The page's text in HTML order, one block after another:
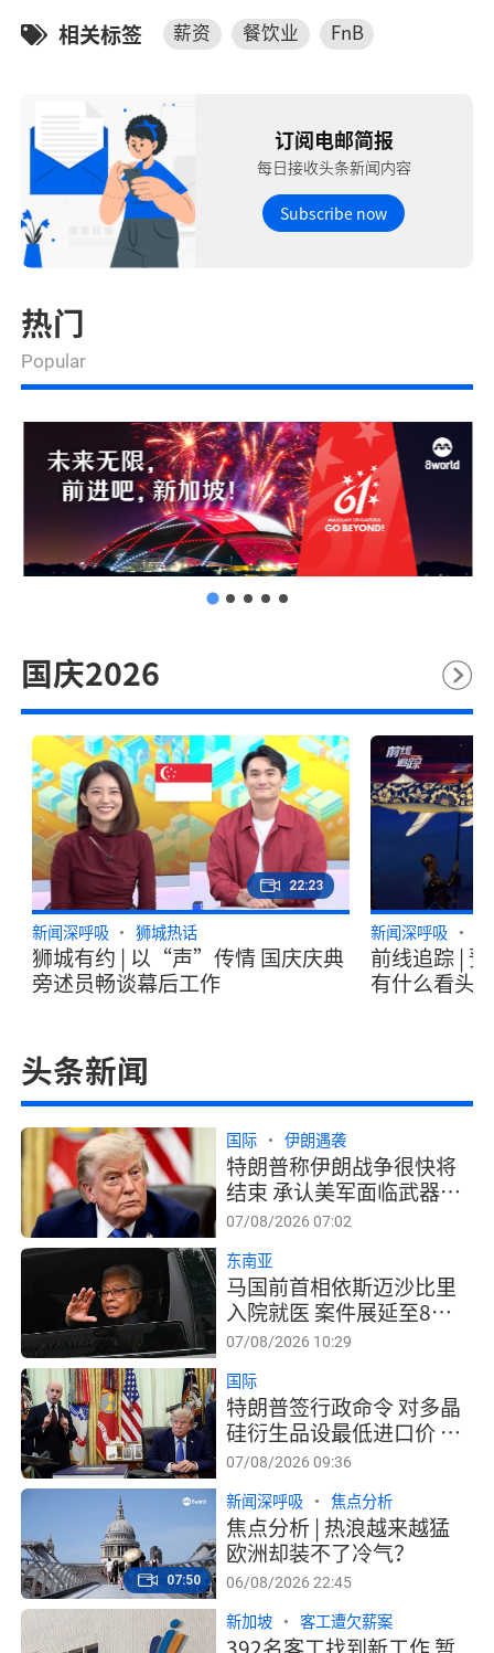
相关标签 薪资 餐饮业 FnB
订阅电邮简报
每日接收头条新闻内容
Subscribe now
热门
Popular
国庆2026
狮城有约 | 以“声”传情 国庆庆典
旁述员畅谈幕后工作
新闻深呼吸 狮城热话
22:23
前线追踪 |
有什么看头
新闻深呼吸
头条新闻
特朗普称伊朗战争很快将
结束 承认美军面临武器供
应问题
国际 伊朗遇袭
07/08/2026 07:02
马国前首相依斯迈沙比里
入院就医 案件展延至8月
27日
东南亚
07/08/2026 10:29
特朗普签行政命令 对多晶
硅衍生品设最低进口价 并
征15%关税
国际
07/08/2026 09:36
焦点分析 | 热浪越来越猛
欧洲却装不了冷气？
新闻深呼吸 焦点分析
06/08/2026 22:45
07:50
新加坡 客工遭欠薪案